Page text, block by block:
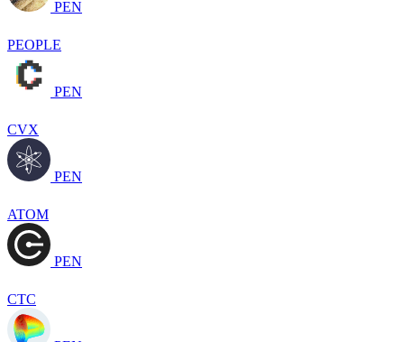
PEN
PEOPLE
PEN
CVX
PEN
ATOM
PEN
CTC